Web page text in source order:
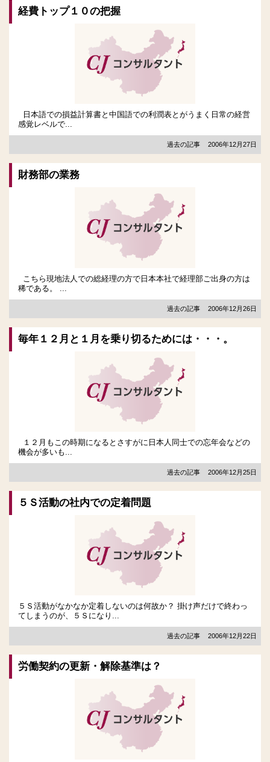
経費トップ１０の把握
日本語での損益計算書と中国語での利潤表とがうまく日常の経営
感覚レベルで...
過去の記事 2006年12月27日
財務部の業務
こちら現地法人での総経理の方で日本本社で経理部ご出身の方は
稀である。 ...
過去の記事 2006年12月26日
毎年１２月と１月を乗り切るためには・・・。
１２月もこの時期になるとさすがに日本人同士での忘年会などの
機会が多いも...
過去の記事 2006年12月25日
５Ｓ活動の社内での定着問題
５Ｓ活動がなかなか定着しないのは何故か？ 掛け声だけで終わっ
てしまうのが、５Ｓになり...
過去の記事 2006年12月22日
労働契約の更新・解除基準は？